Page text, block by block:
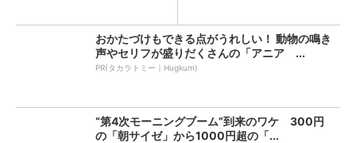
おかたづけもできる点がうれしい！ 動物の鳴き
声やセリフが盛りだくさんの「アニア ...
PR(タカラトミー｜Hugkum)
“第4次モーニングブーム”到来のワケ 300円
の「朝サイゼ」から1000円超の「...